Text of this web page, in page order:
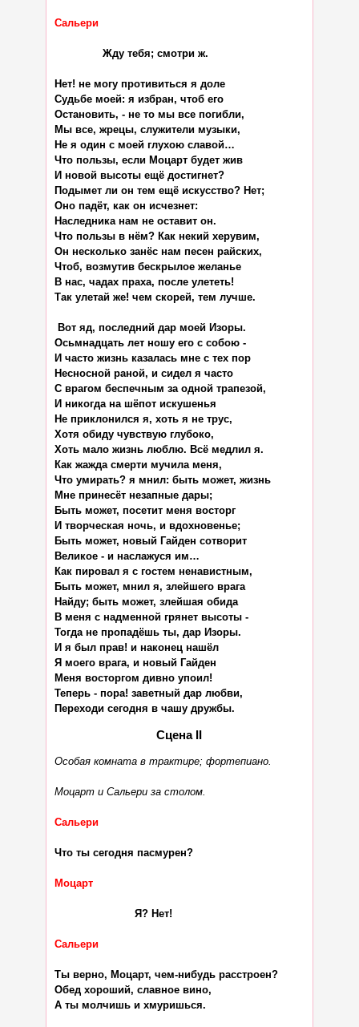
Сальери
               Жду тебя; смотри ж.
Нет! не могу противиться я доле
Судьбе моей: я избран, чтоб его
Остановить, - не то мы все погибли,
Мы все, жрецы, служители музыки,
Не я один с моей глухою славой…
Что пользы, если Моцарт будет жив
И новой высоты ещё достигнет?
Подымет ли он тем ещё искусство? Нет;
Оно падёт, как он исчезнет:
Наследника нам не оставит он.
Что пользы в нём? Как некий херувим,
Он несколько занёс нам песен райских,
Чтоб, возмутив бескрылое желанье
В нас, чадах праха, после улететь!
Так улетай же! чем скорей, тем лучше.
Вот яд, последний дар моей Изоры.
Осьмнадцать лет ношу его с собою -
И часто жизнь казалась мне с тех пор
Несносной раной, и сидел я часто
С врагом беспечным за одной трапезой,
И никогда на шёпот искушенья
Не приклонился я, хоть я не трус,
Хотя обиду чувствую глубоко,
Хоть мало жизнь люблю. Всё медлил я.
Как жажда смерти мучила меня,
Что умирать? я мнил: быть может, жизнь
Мне принесёт незапные дары;
Быть может, посетит меня восторг
И творческая ночь, и вдохновенье;
Быть может, новый Гайден сотворит
Великое - и наслажуся им…
Как пировал я с гостем ненавистным,
Быть может, мнил я, злейшего врага
Найду; быть может, злейшая обида
В меня с надменной грянет высоты -
Тогда не пропадёшь ты, дар Изоры.
И я был прав! и наконец нашёл
Я моего врага, и новый Гайден
Меня восторгом дивно упоил!
Теперь - пора! заветный дар любви,
Сцена II
Особая комната в трактире; фортепиано.
Моцарт и Сальери за столом.
Сальери
Что ты сегодня пасмурен?
Моцарт
                         Я? Нет!
Сальери
Ты верно, Моцарт, чем-нибудь расстроен?
Обед хороший, славное вино,
А ты молчишь и хмуришься.